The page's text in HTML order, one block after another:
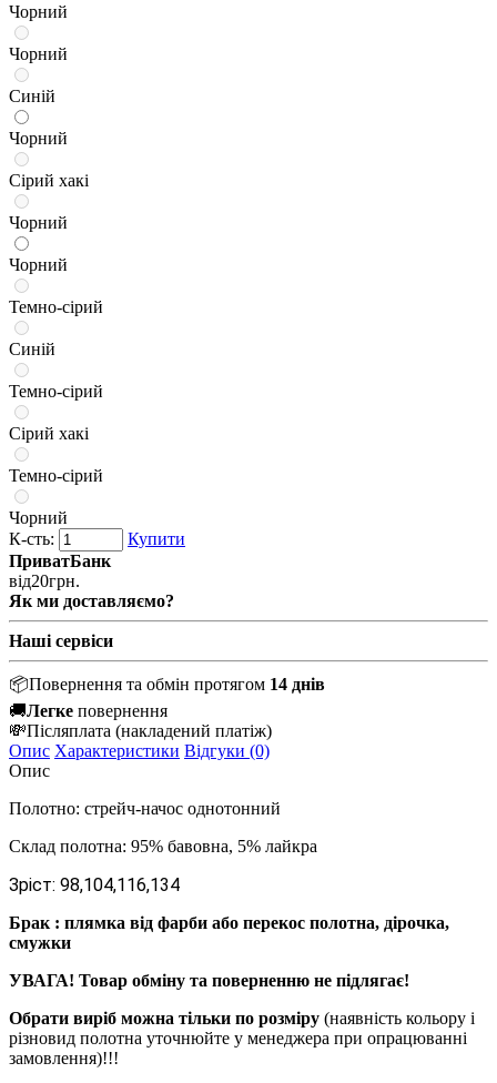
Чорний
Чорний
Синій
Чорний
Сірий хакі
Чорний
Чорний
Темно-сірий
Синій
Темно-сірий
Сірий хакі
Темно-сірий
Чорний
К-сть:
Купити
ПриватБанк
від20грн.
Як ми доставляємо?
Наші сервіси
📦Повернення та обмін протягом 14 днів
🚚Легке повернення
💸Післяплата (накладений платіж)
Опис Характеристики Відгуки (0)
Опис
Полотно: стрейч-начос однотонний
Склад полотна: 95% бавовна, 5% лайкра
Зріст: 98,104,116,134
Брак : плямка від фарби або перекос полотна, дірочка,
смужки
УВАГА! Товар обміну та поверненню не підлягає!
Обрати виріб можна тільки по розміру (наявність кольору і
різновид полотна уточнюйте у менеджера при опрацюванні
замовлення)!!!